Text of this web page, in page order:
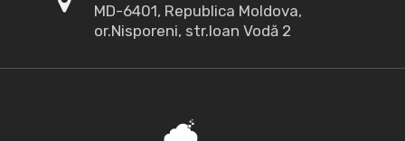
MD-6401, Republica Moldova,
or.Nisporeni, str.Ioan Vodă 2